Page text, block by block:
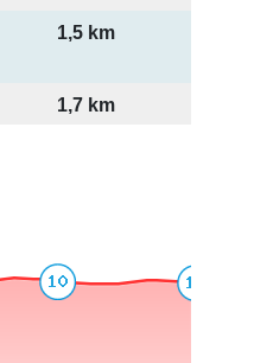
1,5 km
1,7 km